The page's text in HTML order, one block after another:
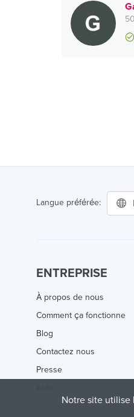
Langue préférée:
ENTREPRISE
À propos de nous
Comment ça fonctionne
Blog
Contactez nous
Presse
Notre site utilise